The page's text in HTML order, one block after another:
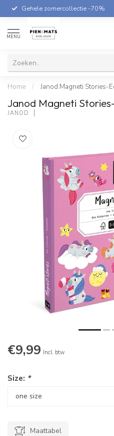
Gehele zomercollectie -70%
MENU
Home / Janod Magneti Stories-
Janod Magneti
JANOD
€9,99 Incl. btw
Size: *
Maattabel